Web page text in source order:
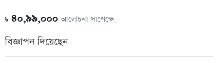
৳৪০,৯৯,০০০আলোচনা সাপেক্ষে
বিজ্ঞাপন দিয়েছেন